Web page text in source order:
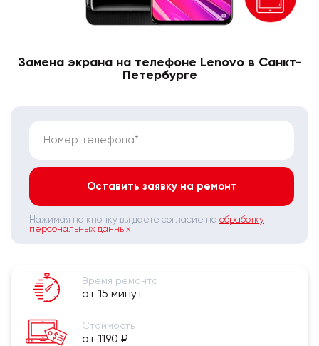
Замена экрана на телефоне Lenovo в Санкт-
Петербурге
Номер телефона*
Оставить заявку на ремонт
Нажимая на кнопку вы даете согласие на обработку
персональных данных
Время ремонта
от 15 минут
Стоимость
от 1190 ₽